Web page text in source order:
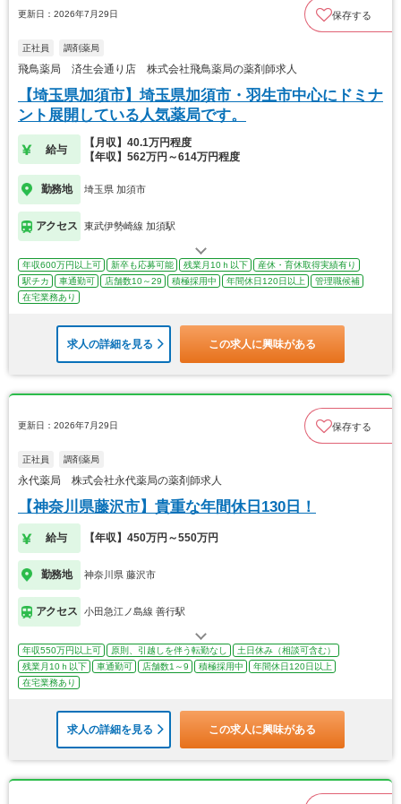
更新日：2026年7月29日 保存する
正社員 調剤薬局
飛鳥薬局 済生会通り店 株式会社飛鳥薬局の薬剤師求人
【埼玉県加須市】埼玉県加須市・羽生市中心にドミナ
ント展開している人気薬局です。
給与
【月収】40.1万円程度
【年収】562万円～614万円程度
勤務地 埼玉県 加須市
アクセス 東武伊勢崎線 加須駅
年収600万円以上可 新卒も応募可能 残業月10ｈ以下
産休・育休取得実績有り
駅チカ
車通勤可 店舗数10～29 積極採用中 年間休日120日以上
管理職候補
在宅業務あり
求人の詳細を見る この求人に興味がある
更新日：2026年7月29日 保存する
正社員 調剤薬局
永代薬局 株式会社永代薬局の薬剤師求人
【神奈川県藤沢市】貴重な年間休日130日！
給与 【年収】450万円～550万円
勤務地 神奈川県 藤沢市
アクセス 小田急江ノ島線 善行駅
年収550万円以上可 原則、引越しを伴う転勤なし
土日休み（相談可含む）
残業月10ｈ以下
車通勤可 店舗数1～9 積極採用中
年間休日120日以上
在宅業務あり
求人の詳細を見る この求人に興味がある